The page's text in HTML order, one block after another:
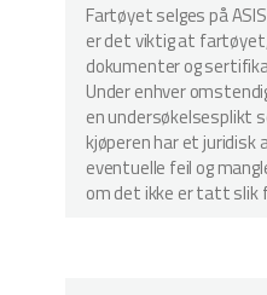
Fartøyet selges på
er det viktig at
dokumenter og
Under enhver
en undersøkelsesplikt
kjøperen har et juridisk
eventuelle feil og
om det ikke er tatt slik